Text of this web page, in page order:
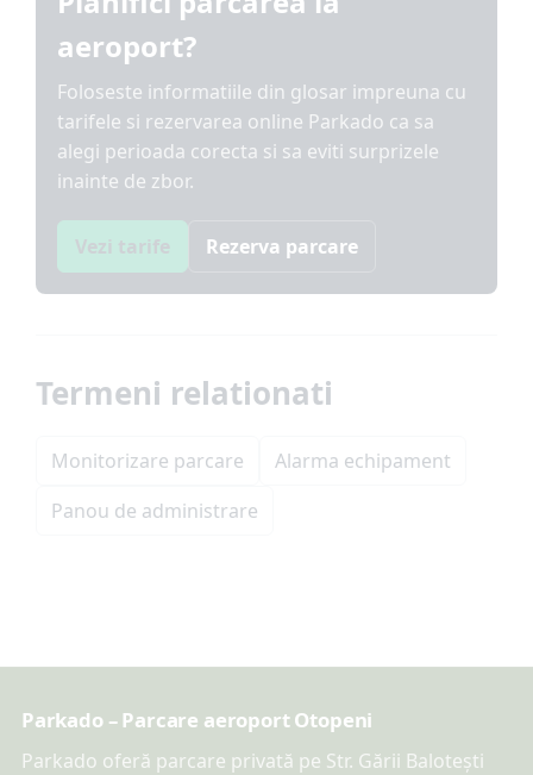
aeroport?
Foloseste informatiile din glosar impreuna cu
tarifele si rezervarea online Parkado ca sa
alegi perioada corecta si sa eviti surprizele
inainte de zbor.
Vezi tarife Rezerva parcare
Termeni relationati
Monitorizare parcare
Alarma echipament
Panou de administrare
Parkado – Parcare aeroport Otopeni
Parkado oferă parcare privată pe Str. Gării Balotești